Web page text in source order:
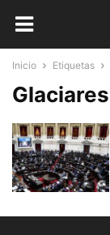
Inicio Etiquetas
Glaciares